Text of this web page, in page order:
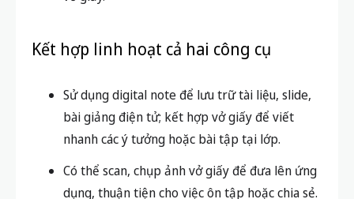
hợp, cần tìm kiếm, chia sẻ thông tin nhanh,
hãy ưu tiên digital note.
Nếu muốn phát triển khả năng ghi nhớ sâu,
rèn chữ, tăng tính tập trung, hãy gắn bó với
vở giấy.